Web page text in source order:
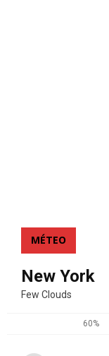
MÉTEO
New York
Few Clouds
60%